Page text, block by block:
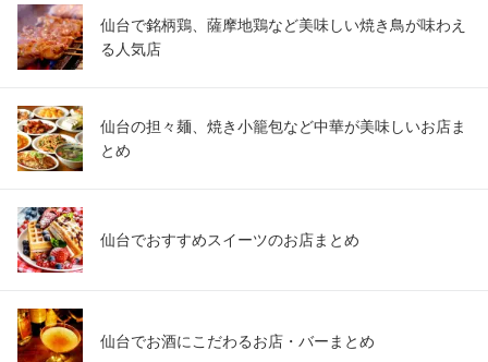
仙台で銘柄鶏、薩摩地鶏など美味しい焼き鳥が味わえ
る人気店
仙台の担々麺、焼き小籠包など中華が美味しいお店ま
とめ
仙台でおすすめスイーツのお店まとめ
仙台でお酒にこだわるお店・バーまとめ